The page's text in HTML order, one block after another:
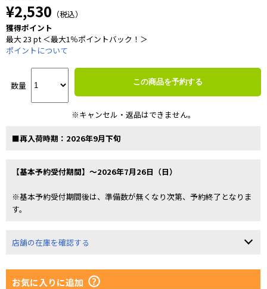
¥2,530 （税込）
獲得ポイント
最大 23 pt ＜最大1％ポイントバック！＞
ポイントについて
数量 この商品を予約する
※キャンセル・返品はできません。
■再入荷時期：2026年9月下旬
【基本予約受付期間】～2026年7月26日（日）
※基本予約受付期間後は、準備数が無くなり次第、予約終了となりま
す。
店舗の在庫を確認する
お気に入りに追加